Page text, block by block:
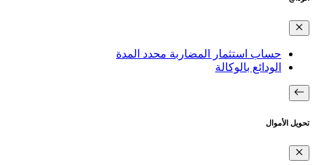
حساب استثمار المضاربة محدد المدة
الودائع بالوكالة
تحويل الأموال